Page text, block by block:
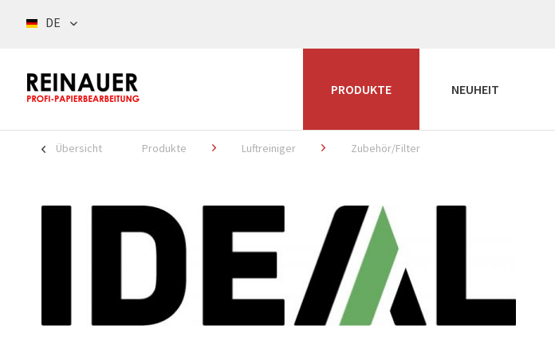
DE
PRODUKTE NEUHEIT
Übersicht Produkte Luftreiniger Zubehör/Filter